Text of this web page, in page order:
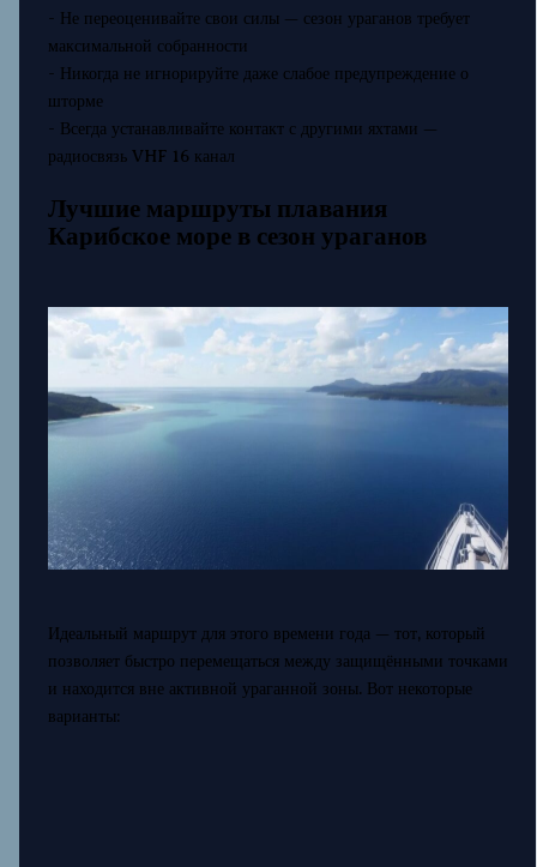
- Не переоценивайте свои силы — сезон ураганов требует
максимальной собранности
- Никогда не игнорируйте даже слабое предупреждение о
шторме
- Всегда устанавливайте контакт с другими яхтами —
радиосвязь VHF 16 канал
Лучшие маршруты плавания
Карибское море в сезон ураганов
Идеальный маршрут для этого времени года — тот, который
позволяет быстро перемещаться между защищёнными точками
и находится вне активной ураганной зоны. Вот некоторые
варианты: